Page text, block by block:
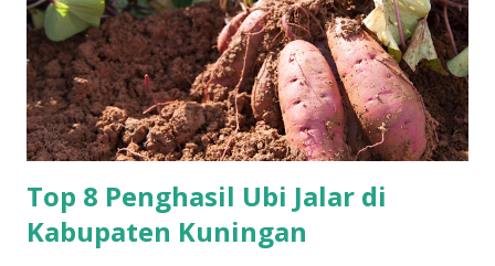
berdampak langsung pada arah dan pertumbuhan
perusahaan ke depan. Tujuh agenda utama telah disusun
untuk dibahas dan diputuskan dalam RUPST kali ini.
Agenda-agenda tersebut disusun berdasarkan peraturan
perundang-undangan, usulan pemegang saham utama,
serta kepentingan strategis korporasi dalam men...
Top 8 Penghasil Ubi Jalar di
Kabupaten Kuningan